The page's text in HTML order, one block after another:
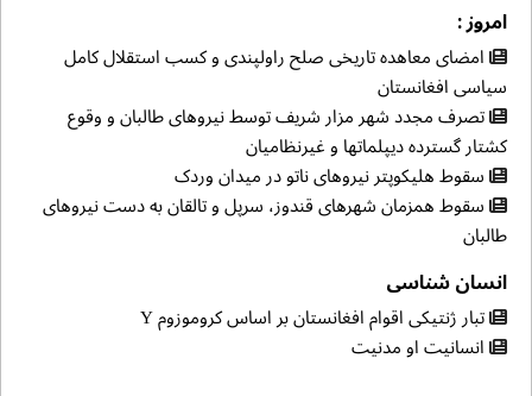
امروز :
امضای معاهده تاریخی صلح راولپندی و کسب استقلال کامل
سیاسی افغانستان
تصرف مجدد شهر مزار شریف توسط نیروهای طالبان و وقوع
کشتار گسترده دیپلماتها و غیرنظامیان
سقوط هلیکوپتر نیروهای ناتو در میدان وردک
سقوط همزمان شهرهای قندوز، سرپل و تالقان به دست نیروهای
طالبان
انسان شناسی
تبار ژنتیکی اقوام افغانستان بر اساس کروموزوم Y
انسانیت او مدنیت